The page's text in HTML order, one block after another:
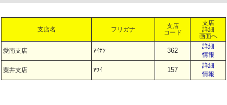
支店名 フリガナ
支店
コード
支店
詳細
画面へ
愛南支店 ｱｲﾅﾝ 362
詳細
情報
粟井支店 ｱﾜｲ 157
詳細
情報